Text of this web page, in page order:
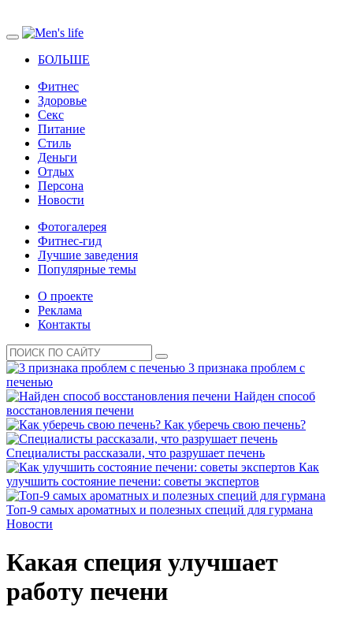
БОЛЬШЕ
Фитнес
Здоровье
Секс
Питание
Стиль
Деньги
Отдых
Персона
Новости
Фотогалерея
Фитнес-гид
Лучшие заведения
Популярные темы
О проекте
Реклама
Контакты
3 признака проблем с
печенью
Найден способ
восстановления печени
Как уберечь свою печень?
Специалисты рассказали, что разрушает печень
Как
улучшить состояние печени: советы экспертов
Топ-9 самых ароматных и полезных специй для гурмана
Новости
Какая специя улучшает
работу печени